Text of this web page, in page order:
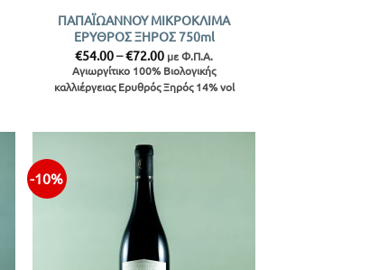
ΠΑΠΑΪΩΑΝΝΟΥ ΜΙΚΡΟΚΛΙΜΑ
ΕΡΥΘΡΟΣ ΞΗΡΟΣ 750ml
€54.00–€72.00Price
range:
€54.00
through
με Φ.Π.Α.
Αγιωργίτικο 100% Βιολογικής
καλλιέργειας Ερυθρός Ξηρός 14% vol
-10%